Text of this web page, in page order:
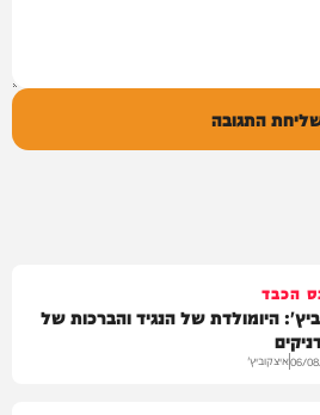
התגובה
הכבד
היומולדת של הנגיד והברכות של
06/איצקוביץ'